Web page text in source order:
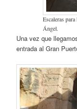
Escaleras
Ángel.
Una vez que
entrada al Gran